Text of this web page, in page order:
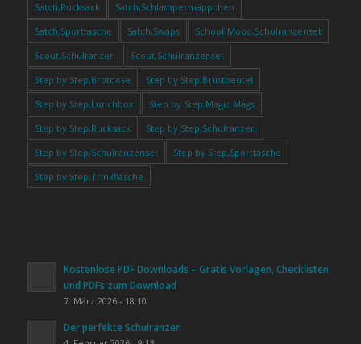
Satch,Rucksack
Satch,Schlampermäppchen
Satch,Sporttasche
Satch,Swaps
School-Mood,Schulranzenset
Scout,Schulranzen
Scout,Schulranzenset
Step by Step,Brotdose
Step by Step,Brustbeutel
Step by Step,Lunchbox
Step by Step,Magic Mags
Step by Step,Rucksack
Step by Step,Schulranzen
Step by Step,Schulranzenset
Step by Step,Sporttasche
Step by Step,Trinkflasche
Kostenlose PDF Downloads – Gratis Vorlagen, Checklisten
und PDFs zum Download
7. März 2026 - 18:10
Der perfekte Schulranzen